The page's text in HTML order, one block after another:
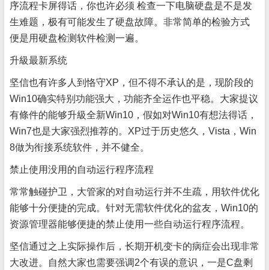
序流程卡屏得话，你也许必须 检查一下电脑硬盘是不是发
生难题，极有可能发生了硬盘故障。非常简单的检验方式
便是用硬盘检测软件检测一遍。
升級最新系统
坚信也有许多人到恪守XP，但不得不承认的是，现阶段的
Win10确实特别功能强大，功能齐全运作也平稳。大家提议
有條件的能够升級全新Win10，假如对Win10有想法得话，
Win7也是大家强烈推荐的。XP过于历史悠久，Vista，Win
8做为衔接系统软件，并不健全。
禁止使用没用的自动运行程序流程
常常触碰护卫，大管家的对自动运行并不生疏，用软件优化
能够十分便捷的完成。针对无需软件优化的盆友，Win10的
资源管理器能够便捷的禁止使用一些自动运行程序流程。
坚信通过之上实际操作后，长期开机变卡的病症会出现非常
大改进。自然大家也需要强调2个有误的意识，一是C盘剩